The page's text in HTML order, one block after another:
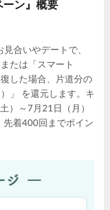
ーン』概要
見合いやデートで、
たは「スマート
した場合、片道分の
」 を還元します。キ
）～7月21日（月）
先着400回までポイン